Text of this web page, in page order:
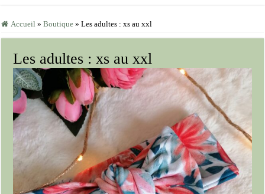
Accueil » Boutique » Les adultes : xs au xxl
Les adultes : xs au xxl